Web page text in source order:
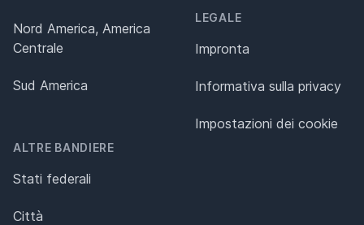
Nord America, America
Centrale
Sud America
ALTRE BANDIERE
Stati federali
Città
LEGALE
Impronta
Informativa sulla privacy
Impostazioni dei cookie